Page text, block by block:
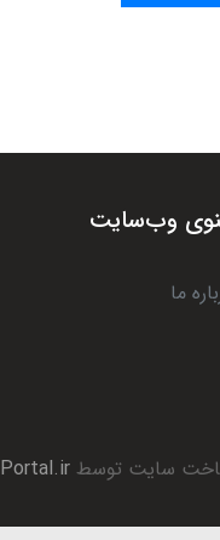
وب‌سایت
ما
سایت توسط Portal.ir